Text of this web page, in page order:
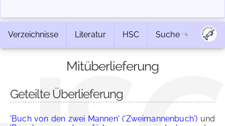
Verzeichnisse Literatur HSC Suche
Mitüberlieferung
Geteilte Überlieferung
'Buch von den zwei Mannen' ('Zweimannenbuch') und